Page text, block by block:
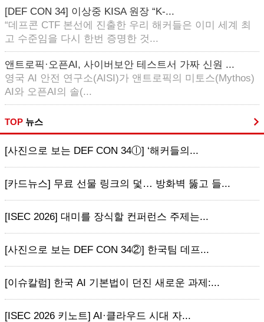
[DEF CON 34] 이상중 KISA 원장 “K-...
“데프콘 CTF 본선에 진출한 우리 해커들은 이미 세계 최
고 수준임을 다시 한번 증명한 것...
앤트로픽·오픈AI, 사이버보안 테스트서 가짜 신원 ...
영국 AI 안전 연구소(AISI)가 앤트로픽의 미토스(Mythos)
AI와 오픈AI의 솔(...
TOP 뉴스
[사진으로 보는 DEF CON 34ⓛ] ‘해커들의...
[카드뉴스] 무료 선물 링크의 덫… 방화벽 뚫고 들...
[ISEC 2026] 대미를 장식할 컨퍼런스 주제는...
[사진으로 보는 DEF CON 34②] 한국팀 데프...
[이슈칼럼] 한국 AI 기본법이 던진 새로운 과제:...
[ISEC 2026 키노트] AI·클라우드 시대 자...